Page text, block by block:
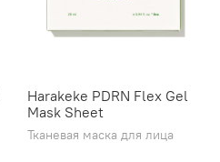
Harakeke PDRN Flex Gel
Mask Sheet
Тканевая маска для лица